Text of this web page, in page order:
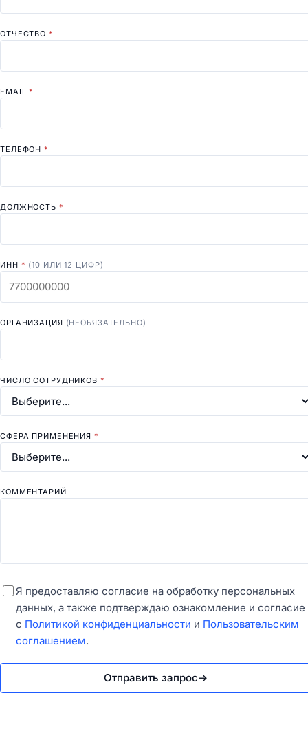
ОТЧЕСТВО *
EMAIL*
ТЕЛЕФОН*
ДОЛЖНОСТЬ *
ИНН * (10 ИЛИ 12 ЦИФР)
ОРГАНИЗАЦИЯ (НЕОБЯЗАТЕЛЬНО)
ЧИСЛО СОТРУДНИКОВ *
СФЕРА ПРИМЕНЕНИЯ *
КОММЕНТАРИЙ
Я предоставляю согласие на обработку персональных
данных, а также подтверждаю ознакомление и согласие
с Политикой конфиденциальности и Пользовательским
соглашением.
Отправить запрос→